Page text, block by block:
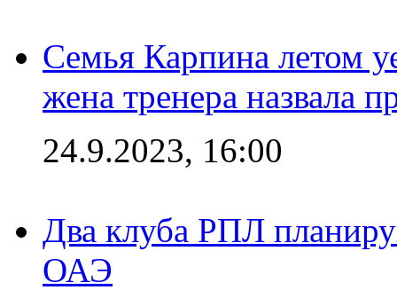
Семья Карпина летом
жена тренера назвала
24.9.2023, 16:00
Два клуба РПЛ
ОАЭ